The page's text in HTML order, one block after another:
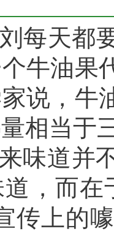
每天都
牛油果
说，牛
相当于
味道并
，而在
传上的